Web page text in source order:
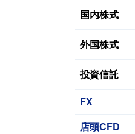
国内株式
外国株式
投資信託
FX
店頭CFD